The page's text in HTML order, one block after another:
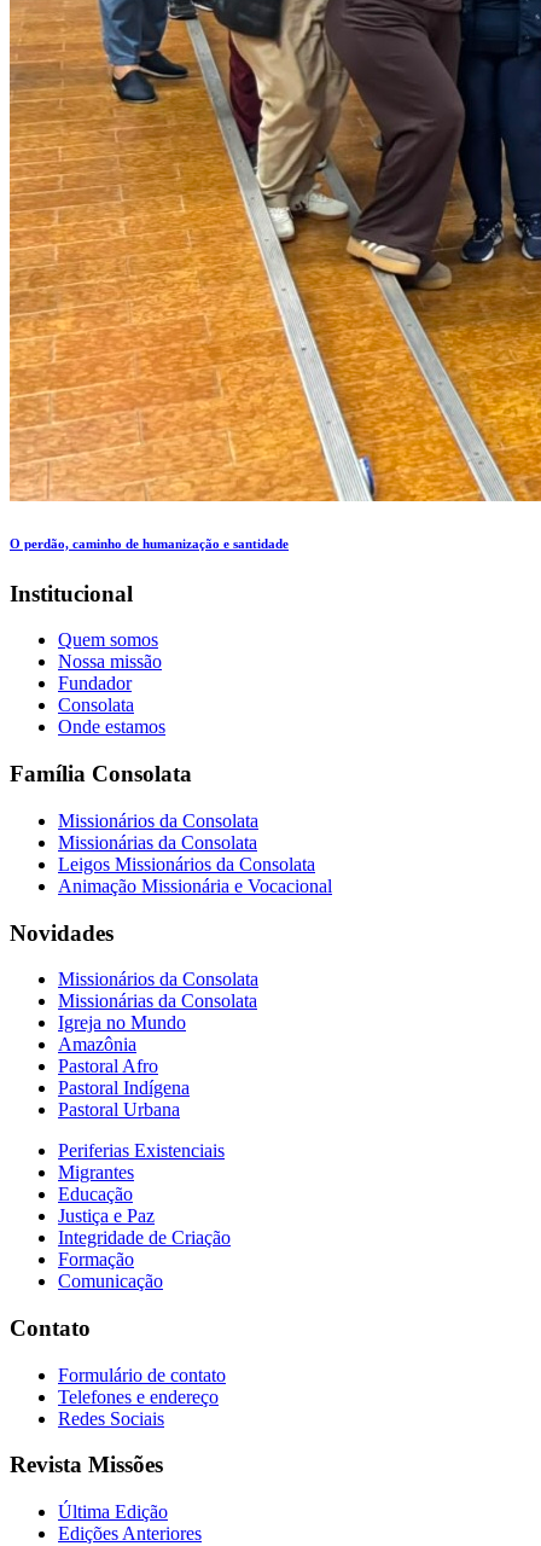
O perdão, caminho de humanização e santidade
Institucional
Quem somos
Nossa missão
Fundador
Consolata
Onde estamos
Família Consolata
Missionários da Consolata
Missionárias da Consolata
Leigos Missionários da Consolata
Animação Missionária e Vocacional
Novidades
Missionários da Consolata
Missionárias da Consolata
Igreja no Mundo
Amazônia
Pastoral Afro
Pastoral Indígena
Pastoral Urbana
Periferias Existenciais
Migrantes
Educação
Justiça e Paz
Integridade de Criação
Formação
Comunicação
Contato
Formulário de contato
Telefones e endereço
Redes Sociais
Revista Missões
Última Edição
Edições Anteriores